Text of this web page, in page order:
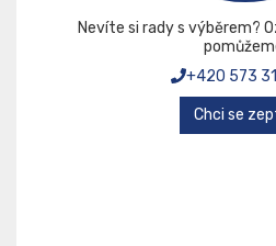
Nevíte si rady s výběrem?
+420 573
Chci se